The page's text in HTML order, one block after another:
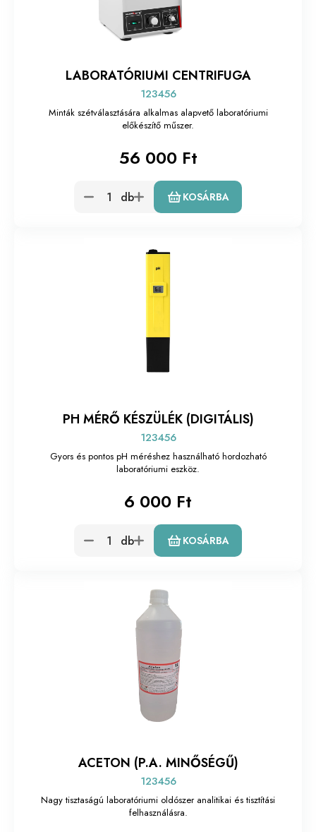
LABORATÓRIUMI CENTRIFUGA
123456
Minták szétválasztására alkalmas alapvető laboratóriumi
előkészítő műszer.
56 000 Ft
db KOSÁRBA
PH MÉRŐ KÉSZÜLÉK (DIGITÁLIS)
123456
Gyors és pontos pH méréshez használható hordozható
laboratóriumi eszköz.
6 000 Ft
db KOSÁRBA
ACETON (P.A. MINŐSÉGŰ)
123456
Nagy tisztaságú laboratóriumi oldószer analitikai és tisztítási
felhasználásra.